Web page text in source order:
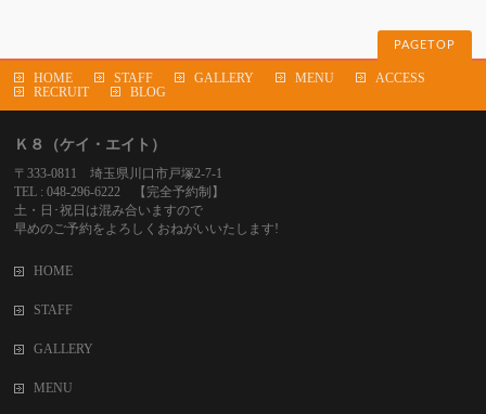
PAGETOP
HOME STAFF GALLERY MENU
ACCESS
RECRUIT
BLOG
Ｋ８（ケイ・エイト）
〒333-0811 埼玉県川口市戸塚2-7-1
TEL : 048-296-6222 【完全予約制】
土・日･祝日は混み合いますので
早めのご予約をよろしくおねがいいたします!
HOME
STAFF
GALLERY
MENU